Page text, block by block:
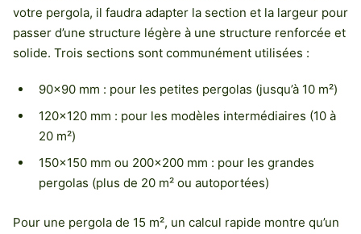
votre pergola, il faudra adapter la section et la largeur pour
passer d’une structure légère à une structure renforcée et
solide. Trois sections sont communément utilisées :
90×90 mm : pour les petites pergolas (jusqu’à 10 m²)
120×120 mm : pour les modèles intermédiaires (10 à
20 m²)
150×150 mm ou 200×200 mm : pour les grandes
pergolas (plus de 20 m² ou autoportées)
Pour une pergola de 15 m², un calcul rapide montre qu’un